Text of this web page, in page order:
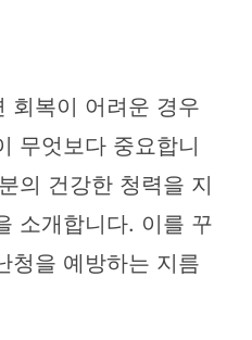
회복이 어려운 경우
무엇보다 중요합니
의 건강한 청력을 지
소개합니다. 이를 꾸
청을 예방하는 지름